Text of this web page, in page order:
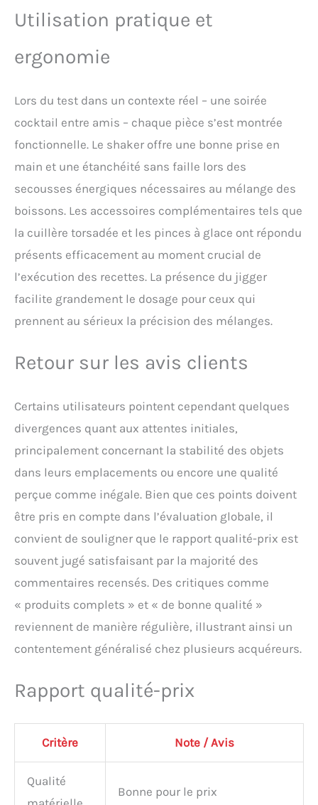
aimant ou mixologue ou
un membre de la famille.
Nouvel An, anniversaire,
Saint-Valentin, mariage,
fête, etc.
Utilisation pratique et
ergonomie
Lors du test dans un contexte réel – une soirée
cocktail entre amis – chaque pièce s’est montrée
fonctionnelle. Le shaker offre une bonne prise en
main et une étanchéité sans faille lors des
secousses énergiques nécessaires au mélange des
boissons. Les accessoires complémentaires tels que
la cuillère torsadée et les pinces à glace ont répondu
présents efficacement au moment crucial de
l’exécution des recettes. La présence du jigger
facilite grandement le dosage pour ceux qui
prennent au sérieux la précision des mélanges.
Retour sur les avis clients
Certains utilisateurs pointent cependant quelques
divergences quant aux attentes initiales,
principalement concernant la stabilité des objets
dans leurs emplacements ou encore une qualité
perçue comme inégale. Bien que ces points doivent
être pris en compte dans l’évaluation globale, il
convient de souligner que le rapport qualité-prix est
souvent jugé satisfaisant par la majorité des
commentaires recensés. Des critiques comme
« produits complets » et « de bonne qualité »
reviennent de manière régulière, illustrant ainsi un
contentement généralisé chez plusieurs acquéreurs.
Rapport qualité-prix
Critère Note / Avis
Qualité
Bonne pour le prix